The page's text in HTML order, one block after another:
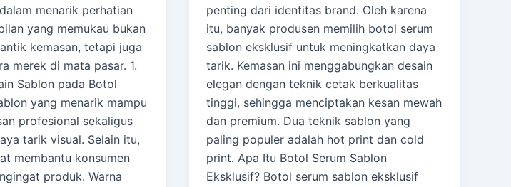
menarik perhatian
yang memukau bukan
kemasan, tetapi juga
merek di mata pasar. 1.
Sablon pada Botol
yang menarik mampu
profesional sekaligus
tarik visual. Selain itu,
membantu konsumen
produk. Warna
penting dari identitas brand. Oleh karena
itu, banyak produsen memilih botol serum
sablon eksklusif untuk meningkatkan daya
tarik. Kemasan ini menggabungkan desain
elegan dengan teknik cetak berkualitas
tinggi, sehingga menciptakan kesan mewah
dan premium. Dua teknik sablon yang
paling populer adalah hot print dan cold
print. Apa Itu Botol Serum Sablon
Eksklusif? Botol serum sablon eksklusif